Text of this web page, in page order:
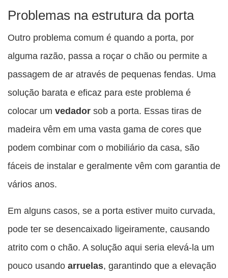
Problemas na estrutura da porta
Outro problema comum é quando a porta, por
alguma razão, passa a roçar o chão ou permite a
passagem de ar através de pequenas fendas. Uma
solução barata e eficaz para este problema é
colocar um vedador sob a porta. Essas tiras de
madeira vêm em uma vasta gama de cores que
podem combinar com o mobiliário da casa, são
fáceis de instalar e geralmente vêm com garantia de
vários anos.
Em alguns casos, se a porta estiver muito curvada,
pode ter se desencaixado ligeiramente, causando
atrito com o chão. A solução aqui seria elevá-la um
pouco usando arruelas, garantindo que a elevação